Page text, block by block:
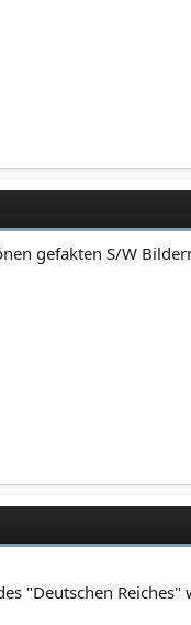
gefakten S/W
"Deutschen